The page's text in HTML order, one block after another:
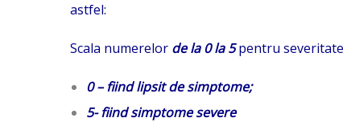
astfel:
Scala numerelor de la 0 la 5pentru
0 – fiind lipsit de simptome;
5- fiind simptome severe